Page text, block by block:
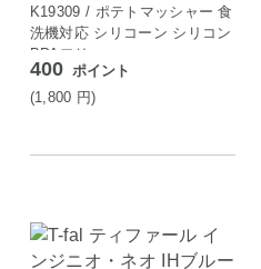
K19309 / ポテトマッシャー 食
洗機対応 シリコーン シリコン
BPAフリー
400 ポイント
(1,800 円)